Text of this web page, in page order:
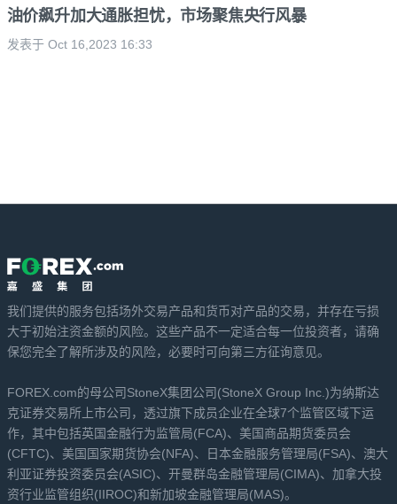
油价飙升加大通胀担忧，市场聚焦央行风暴
发表于 Oct 16,2023 16:33
我们提供的服务包括场外交易产品和货币对产品的交易，并存在亏损
大于初始注资金额的风险。这些产品不一定适合每一位投资者，请确
保您完全了解所涉及的风险，必要时可向第三方征询意见。
FOREX.com的母公司StoneX集团公司(StoneX Group Inc.)为纳斯达
克证券交易所上市公司，透过旗下成员企业在全球7个监管区域下运
作，其中包括英国金融行为监管局(FCA)、美国商品期货委员会
(CFTC)、美国国家期货协会(NFA)、日本金融服务管理局(FSA)、澳大
利亚证券投资委员会(ASIC)、开曼群岛金融管理局(CIMA)、加拿大投
资行业监管组织(IIROC)和新加坡金融管理局(MAS)。